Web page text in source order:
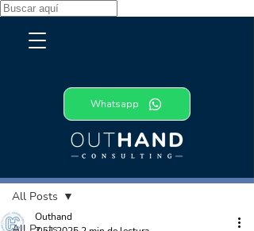
Whatsapp
All Posts
Outhand